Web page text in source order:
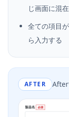
じ画面に混
全ての項目
ら入力する
AFTER